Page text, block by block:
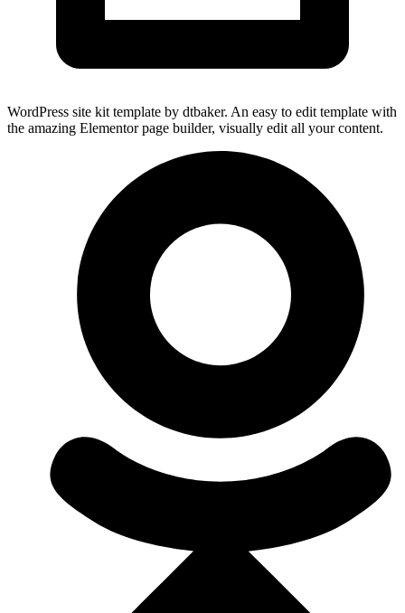
WordPress site kit template by dtbaker. An easy to edit template with
the amazing Elementor page builder, visually edit all your content.